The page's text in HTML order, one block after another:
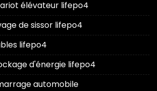
élévateur lifepo4
de sissor lifepo4
lifepo4
d'énergie lifepo4
automobile